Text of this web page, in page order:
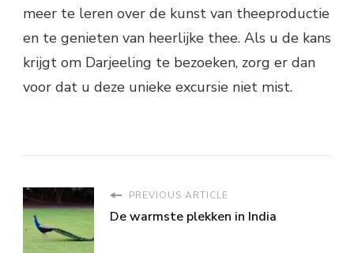
meer te leren over de kunst van theeproductie
en te genieten van heerlijke thee. Als u de kans
krijgt om Darjeeling te bezoeken, zorg er dan
voor dat u deze unieke excursie niet mist.
PREVIOUS ARTICLE
De warmste plekken in India